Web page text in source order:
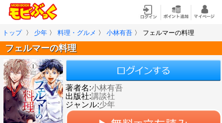
トップ 〉 少年 〉 料理・グルメ 〉 小林有吾 〉 フェルマーの料理
フェルマーの料理
著者名:小林有吾
出版社:講談社
ジャンル:少年